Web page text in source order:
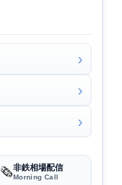
🗞️非鉄相場配信
Morning Call